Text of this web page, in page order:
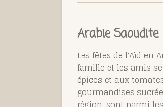
Arabie Saoudite
Les fêtes de l'Aïd en
famille et les amis
épices et aux
gourmandises